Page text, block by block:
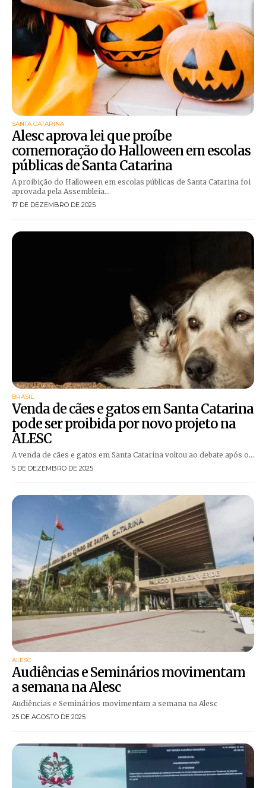
SANTA CATARINA
Alesc aprova lei que proíbe
comemoração do Halloween em escolas
públicas de Santa Catarina
A proibição do Halloween em escolas públicas de Santa Catarina foi
aprovada pela Assembleia...
17 DE DEZEMBRO DE 2025
BRASIL
Venda de cães e gatos em Santa Catarina
pode ser proibida por novo projeto na
ALESC
A venda de cães e gatos em Santa Catarina voltou ao debate após o...
5 DE DEZEMBRO DE 2025
ALESC
Audiências e Seminários movimentam
a semana na Alesc
Audiências e Seminários movimentam a semana na Alesc
25 DE AGOSTO DE 2025